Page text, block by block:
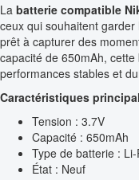
La batterie compatible
ceux qui souhaitent
prêt à capturer des
capacité de 650mAh,
performances stables et
Caractéristiques
Tension : 3.7V
Capacité : 650mAh
Type de batterie :
État : Neuf